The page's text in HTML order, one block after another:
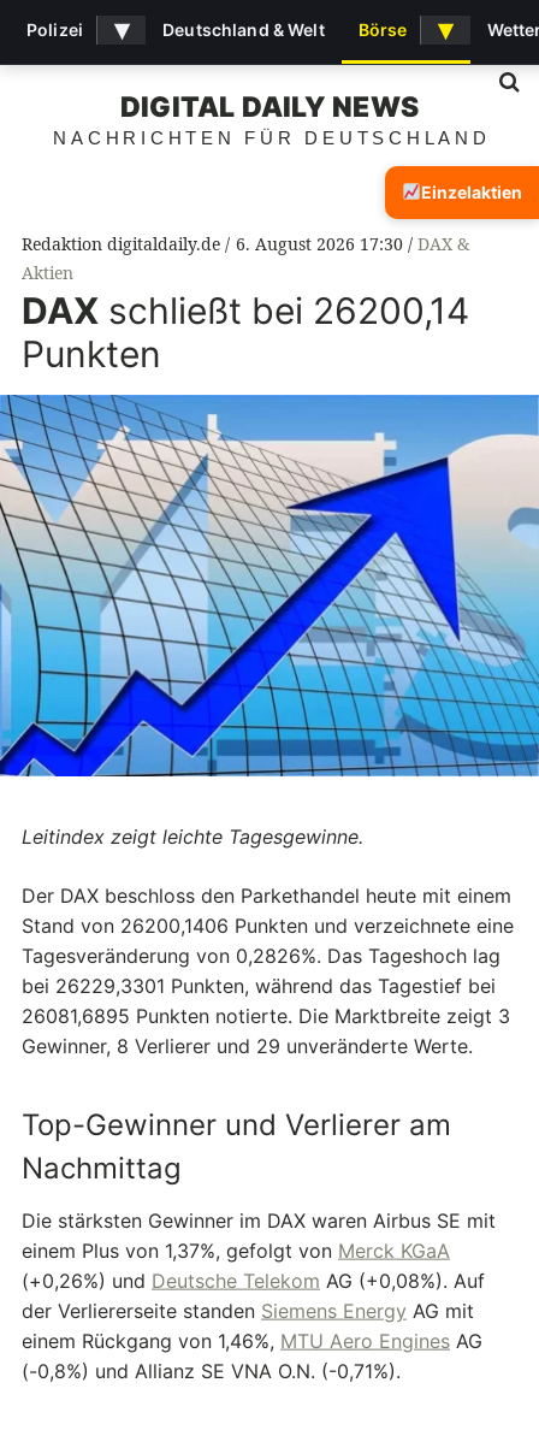
DIGITAL DAILY NEWS
NACHRICHTEN FÜR DEUTSCHLAND
Redaktion digitaldaily.de 6. August 2026 17:30
DAX &
Aktien
DAX schließt bei 26200,14
Punkten
Leitindex zeigt leichte Tagesgewinne.
Der DAX beschloss den Parkethandel heute mit einem
Stand von 26200,1406 Punkten und verzeichnete eine
Tagesveränderung von 0,2826%. Das Tageshoch lag
bei 26229,3301 Punkten, während das Tagestief bei
26081,6895 Punkten notierte. Die Marktbreite zeigt 3
Gewinner, 8 Verlierer und 29 unveränderte Werte.
Top-Gewinner und Verlierer am
Nachmittag
Die stärksten Gewinner im DAX waren Airbus SE mit
einem Plus von 1,37%, gefolgt von Merck KGaA
(+0,26%) und Deutsche Telekom AG (+0,08%). Auf
der Verliererseite standen Siemens Energy AG mit
einem Rückgang von 1,46%, MTU Aero Engines AG
(-0,8%) und Allianz SE VNA O.N. (-0,71%).
Polizei ▾ Deutschland & Welt Börse ▾
Einzelaktien